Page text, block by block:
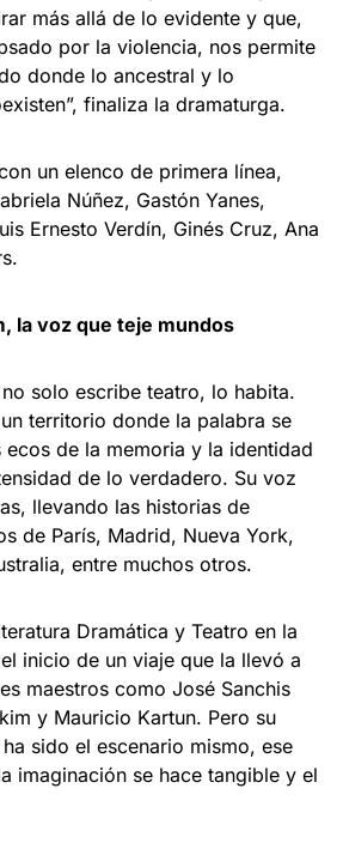
más allá de lo evidente y que,
por la violencia, nos permite
donde lo ancestral y lo
finaliza la dramaturga.
un elenco de primera línea,
Núñez, Gastón Yanes,
Ernesto Verdín, Ginés Cruz, Ana
la voz que teje mundos
solo escribe teatro, lo habita.
territorio donde la palabra se
de la memoria y la identidad
de lo verdadero. Su voz
llevando las historias de
de París, Madrid, Nueva York,
entre muchos otros.
Dramática y Teatro en la
inicio de un viaje que la llevó a
maestros como José Sanchis
y Mauricio Kartun. Pero su
sido el escenario mismo, ese
imaginación se hace tangible y el